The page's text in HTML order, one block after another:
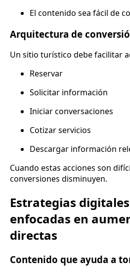
El contenido sea fácil de
Arquitectura de
Un sitio turístico debe facilitar
Reservar
Solicitar información
Iniciar conversaciones
Cotizar servicios
Descargar información
Cuando estas acciones son
conversiones disminuyen.
Estrategias
enfocadas en
directas
Contenido que ayuda a